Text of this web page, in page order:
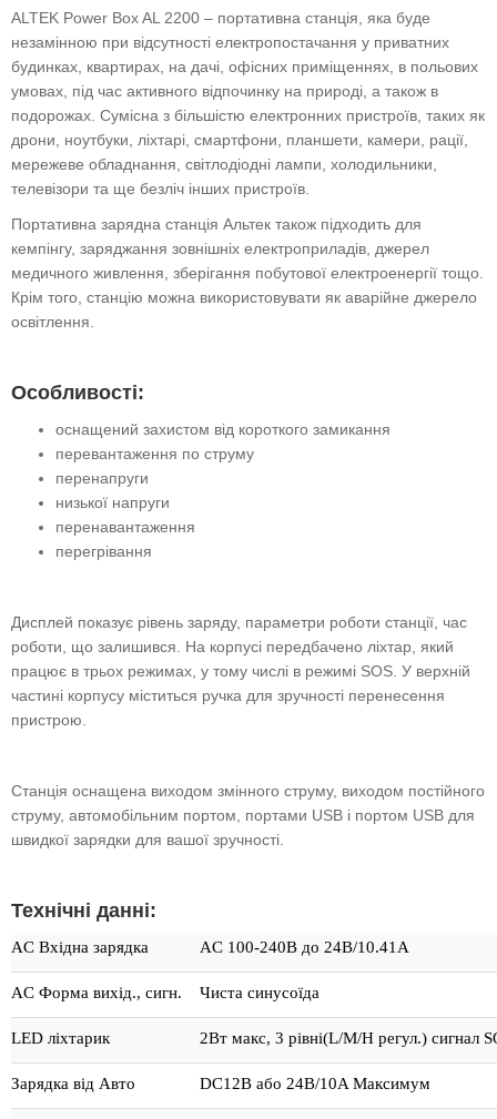
ALTEK Power Box AL 2200 – портативна станція, яка буде
незамінною при відсутності електропостачання у приватних
будинках, квартирах, на дачі, офісних приміщеннях, в польових
умовах, під час активного відпочинку на природі, а також в
подорожах. Сумісна з більшістю електронних пристроїв, таких як
дрони, ноутбуки, ліхтарі, смартфони, планшети, камери, рації,
мережеве обладнання, світлодіодні лампи, холодильники,
телевізори та ще безліч інших пристроїв.
Портативна зарядна станція Альтек також підходить для
кемпінгу, заряджання зовнішніх електроприладів, джерел
медичного живлення, зберігання побутової електроенергії тощо.
Крім того, станцію можна використовувати як аварійне джерело
освітлення.
Особливості:
оснащений захистом від короткого замикання
перевантаження по струму
перенапруги
низької напруги
перенавантаження
перегрівання
Дисплей показує рівень заряду, параметри роботи станції, час
роботи, що залишився. На корпусі передбачено ліхтар, який
працює в трьох режимах, у тому числі в режимі SOS. У верхній
частині корпусу міститься ручка для зручності перенесення
пристрою.
Станція оснащена виходом змінного струму, виходом постійного
струму, автомобільним портом, портами USB і портом USB для
швидкої зарядки для вашої зручності.
Технічні данні:
AC Вхідна зарядка AC 100-240В до 24В/10.41A
AC Форма вихід., сигн. Чиста синусоїда
LED ліхтарик 2Вт макс, 3 рівні(L/M/H регул.) сигнал
Зарядка від Авто DC12В або 24В/10A Максимум